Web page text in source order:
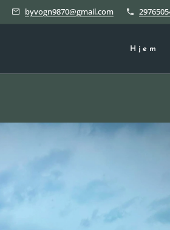
byvogn9870@gmail.com
Hjem